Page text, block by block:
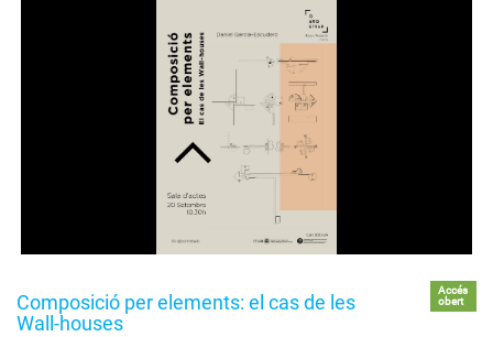
Composició per elements: el cas de les
Wall-houses
Accés
obert